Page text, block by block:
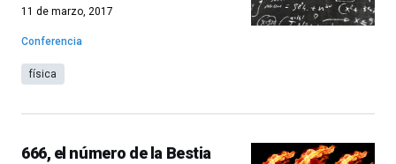
11 de marzo, 2017
Conferencia
física
666, el número de la Bestia